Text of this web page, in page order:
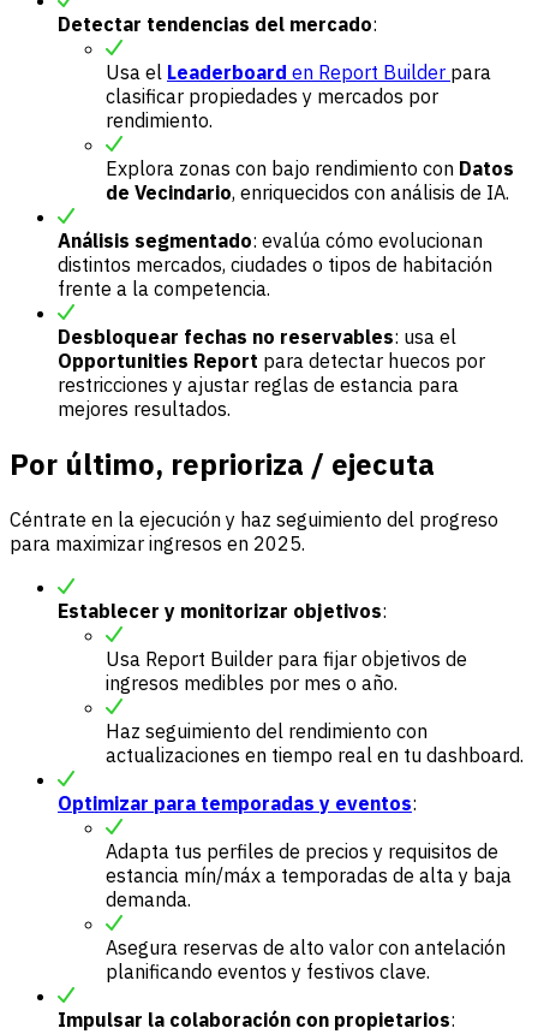
Detectar tendencias del mercado:
Usa el Leaderboard en Report Builder para
clasificar propiedades y mercados por
rendimiento.
Explora zonas con bajo rendimiento con Datos
de Vecindario, enriquecidos con análisis de IA.
Análisis segmentado: evalúa cómo evolucionan
distintos mercados, ciudades o tipos de habitación
frente a la competencia.
Desbloquear fechas no reservables: usa el
Opportunities Report para detectar huecos por
restricciones y ajustar reglas de estancia para
mejores resultados.
Por último, reprioriza / ejecuta
Céntrate en la ejecución y haz seguimiento del progreso
para maximizar ingresos en 2025.
Establecer y monitorizar objetivos:
Usa Report Builder para fijar objetivos de
ingresos medibles por mes o año.
Haz seguimiento del rendimiento con
actualizaciones en tiempo real en tu dashboard.
Optimizar para temporadas y eventos:
Adapta tus perfiles de precios y requisitos de
estancia mín/máx a temporadas de alta y baja
demanda.
Asegura reservas de alto valor con antelación
planificando eventos y festivos clave.
Impulsar la colaboración con propietarios: